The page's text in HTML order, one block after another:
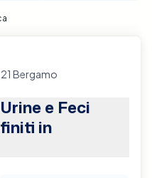
Bergamo
e Feci
in